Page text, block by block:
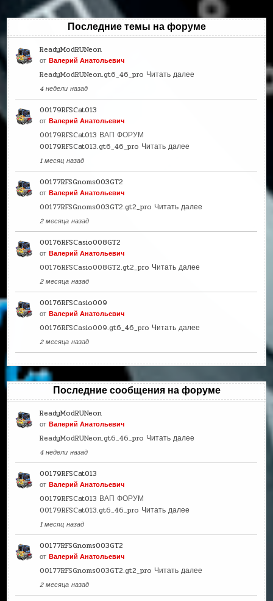
Последние темы на форуме
ReadyModRUNeon
отВалерий Анатольевич
ReadyModRUNeon.gt6_46_pro Читать далее
4 недели назад
00179RFSCat013
отВалерий Анатольевич
00179RFSCat013 ВАП ФОРУМ
00179RFSCat013.gt6_46_pro Читать далее
1 месяц назад
00177RFSGnoms003GT2
отВалерий Анатольевич
00177RFSGnoms003GT2.gt2_pro Читать далее
2 месяца назад
00176RFSCasio008GT2
отВалерий Анатольевич
00176RFSCasio008GT2.gt2_pro Читать далее
2 месяца назад
00176RFSCasio009
отВалерий Анатольевич
00176RFSCasio009.gt6_46_pro Читать далее
2 месяца назад
Последние сообщения на форуме
ReadyModRUNeon
отВалерий Анатольевич
ReadyModRUNeon.gt6_46_pro Читать далее
4 недели назад
00179RFSCat013
отВалерий Анатольевич
00179RFSCat013 ВАП ФОРУМ
00179RFSCat013.gt6_46_pro Читать далее
1 месяц назад
00177RFSGnoms003GT2
отВалерий Анатольевич
00177RFSGnoms003GT2.gt2_pro Читать далее
2 месяца назад